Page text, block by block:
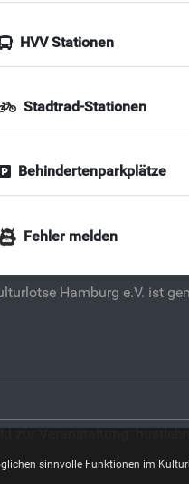
HVV Stationen
Stadtrad-Stationen
Behindertenparkplätze
Fehler melden
Hamburg e.V. ist
zur Veranstaltung:
sinnvolle Funktionen im